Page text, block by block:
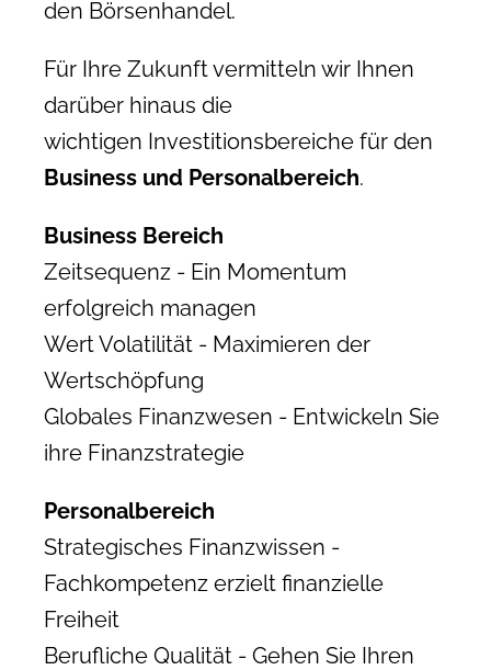
den Börsenhandel.
Für Ihre Zukunft vermitteln wir Ihnen
darüber hinaus die
wichtigen Investitionsbereiche für den
Business und Personalbereich.
Business Bereich
Zeitsequenz - Ein Momentum
erfolgreich managen
Wert Volatilität - Maximieren der
Wertschöpfung
Globales Finanzwesen - Entwickeln Sie
ihre Finanzstrategie
Personalbereich
Strategisches Finanzwissen -
Fachkompetenz erzielt finanzielle
Freiheit
Berufliche Qualität - Gehen Sie Ihren